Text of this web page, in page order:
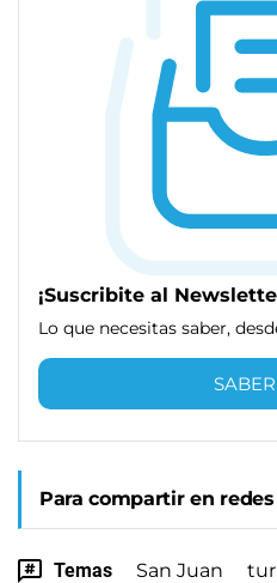
¡Suscribite al
Lo que necesitas saber,
Para compartir en redes
Temas San Juan